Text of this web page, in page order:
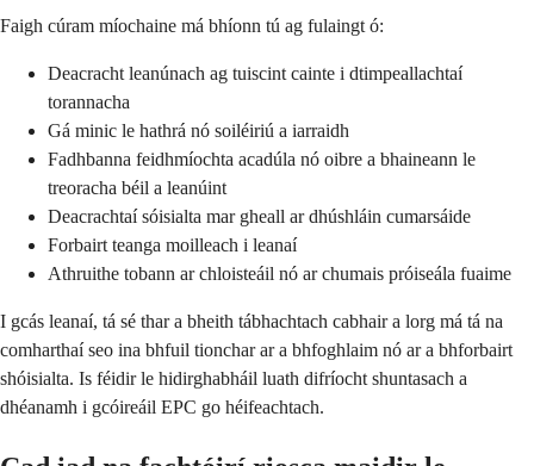
Faigh cúram míochaine má bhíonn tú ag fulaingt ó:
Deacracht leanúnach ag tuiscint cainte i dtimpeallachtaí
torannacha
Gá minic le hathrá nó soiléiriú a iarraidh
Fadhbanna feidhmíochta acadúla nó oibre a bhaineann le
treoracha béil a leanúint
Deacrachtaí sóisialta mar gheall ar dhúshláin cumarsáide
Forbairt teanga moilleach i leanaí
Athruithe tobann ar chloisteáil nó ar chumais próiseála fuaime
I gcás leanaí, tá sé thar a bheith tábhachtach cabhair a lorg má tá na
comharthaí seo ina bhfuil tionchar ar a bhfoghlaim nó ar a bhforbairt
shóisialta. Is féidir le hidirghabháil luath difríocht shuntasach a
dhéanamh i gcóireáil EPC go héifeachtach.